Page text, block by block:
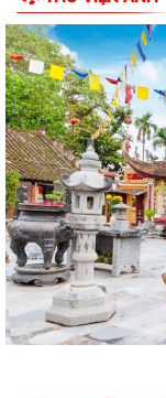
TB/VPTW, ngày 22/5/
Tuyên truyền, triển
ngày 28/7/2026 của
Công văn 8800 về
hoạch số 260/KH-
Công văn xin ý kiến
văn bản quy phạm
CHƯƠNG TRÌNH
(Từ ngày 03/8/2026
Triển khai thực hiện